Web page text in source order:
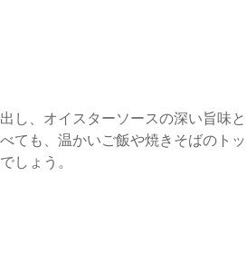
し、オイスターソースの深い旨味と
ても、温かいご飯や焼きそばのトッ
しょう。